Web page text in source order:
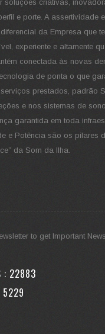
soluções criativas,
e porte. A assertividade
da Empresa que
experiente e altamente
conectada às novas
de ponta o que
prestados, padrão
e nos sistemas de
garantida em toda
e Potência são os pilares
da Som da Ilha.
to get Important
: 27630
6312